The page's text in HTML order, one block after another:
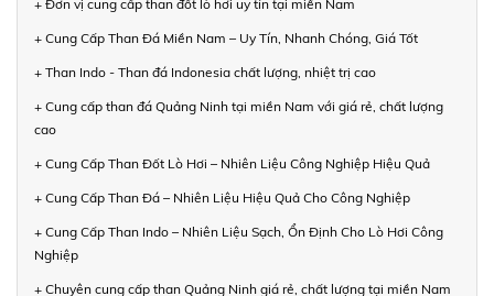
+ Đơn vị cung cấp than đốt lò hơi uy tín tại miền Nam
+ Cung Cấp Than Đá Miền Nam – Uy Tín, Nhanh Chóng, Giá Tốt
+ Than Indo - Than đá Indonesia chất lượng, nhiệt trị cao
+ Cung cấp than đá Quảng Ninh tại miền Nam với giá rẻ, chất lượng
cao
+ Cung Cấp Than Đốt Lò Hơi – Nhiên Liệu Công Nghiệp Hiệu Quả
+ Cung Cấp Than Đá – Nhiên Liệu Hiệu Quả Cho Công Nghiệp
+ Cung Cấp Than Indo – Nhiên Liệu Sạch, Ổn Định Cho Lò Hơi Công
Nghiệp
+ Chuyên cung cấp than Quảng Ninh giá rẻ, chất lượng tại miền Nam